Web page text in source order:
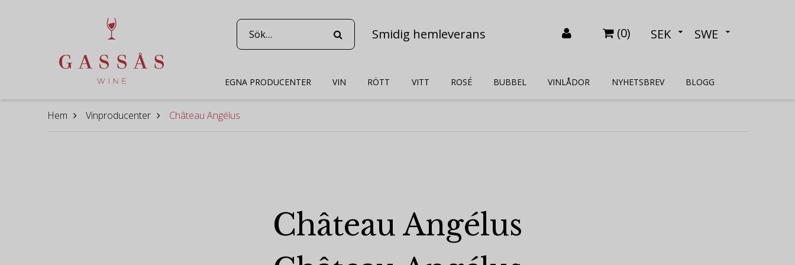
Smidig hemleverans (0) SEK SWE
EGNA PRODUCENTER VIN RÖTT VITT ROSÉ BUBBEL VINLÅDOR NYHETSBREV BLOGG
Hem Vinproducenter Château Angélus
Château Angélus